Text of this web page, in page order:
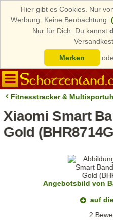
Hier gibt es Cookies. Nur
Werbung. Keine Beobachtung.
Nur für Dich. Du kannst
Merken
Fitnesstracker &
Xiaomi Smart
Gold
Angebotsbild von
auf
2